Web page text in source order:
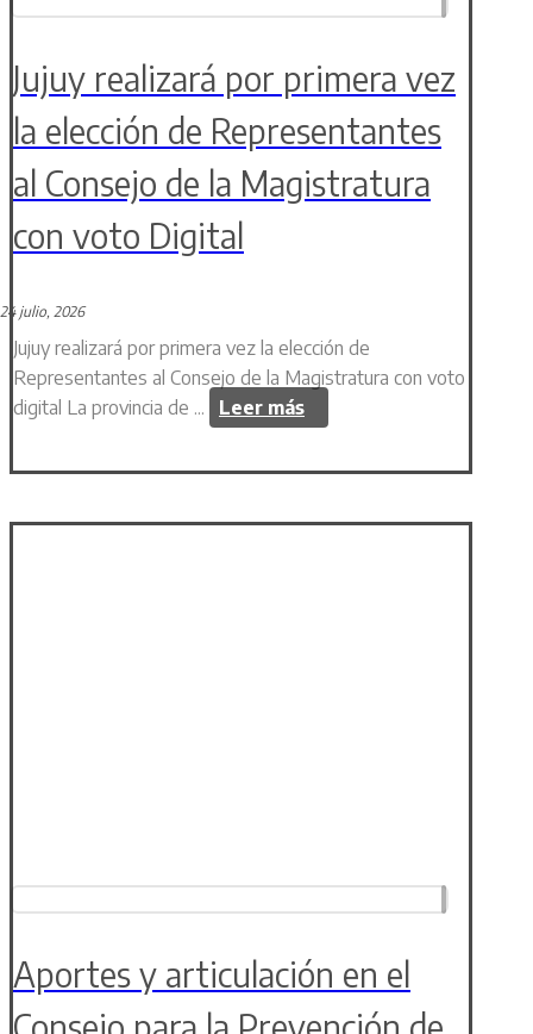
Jujuy realizará por primera vez
la elección de Representantes
al Consejo de la Magistratura
con voto Digital
24 julio, 2026
Jujuy realizará por primera vez la elección de
Representantes al Consejo de la Magistratura con voto
digital La provincia de ...
Leer más
Aportes y articulación en el